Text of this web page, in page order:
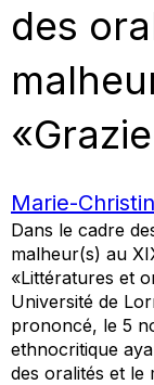
des
Marie-
Dans le cadre
malheur(s) au
«Littératures et
Université de
prononcé, le 5
ethnocritique
des oralités et le